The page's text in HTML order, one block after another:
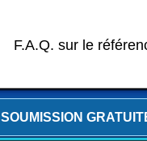
F.A.Q. sur le
SOUMISSION